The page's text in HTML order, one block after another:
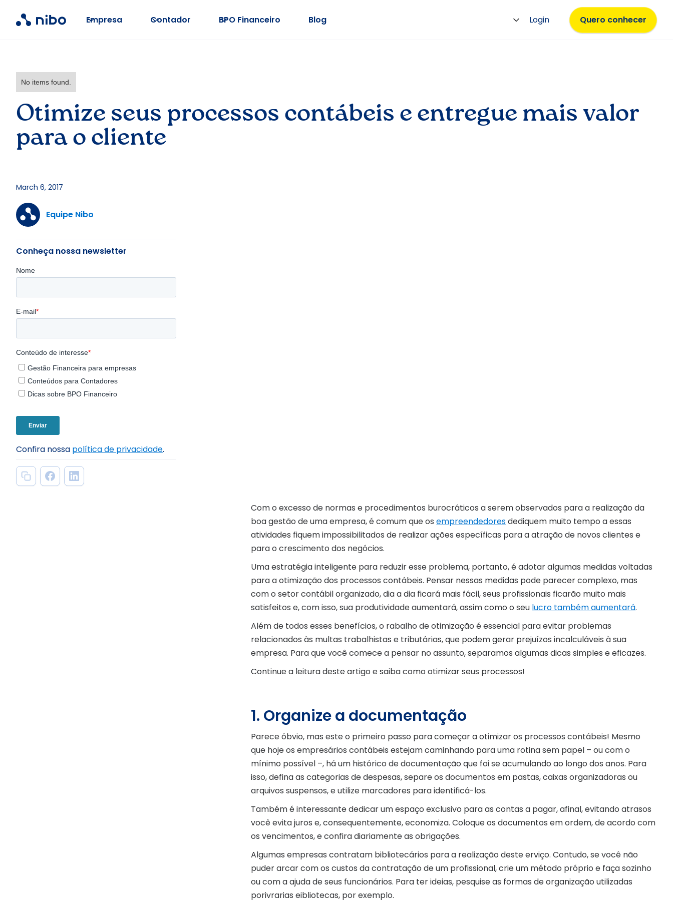
Empresa Contador BPO Financeiro Blog Login Quero conhecer
No items found.
Otimize seus processos contábeis e entregue mais valor
para o cliente
March 6, 2017
Equipe Nibo
Conheça nossa newsletter
Confira nossa política de privacidade.
Com o excesso de normas e procedimentos burocráticos a serem observados para a realização da
boa gestão de uma empresa, é comum que osempreendedoresdediquem muito tempo a essas
atividades fiquem impossibilitados de realizar ações específicas para a atração de novos clientes e
para o crescimento dos negócios.
Uma estratégia inteligente para reduzir esse problema, portanto, é adotar algumas medidas voltadas
para a otimização dos processos contábeis. Pensar nessas medidas pode parecer complexo, mas
com o setor contábil organizado, dia a dia ficará mais fácil, seus profissionais ficarão muito mais
satisfeitos e, com isso, sua produtividade aumentará, assim como o seu lucro também aumentará.
Além de todos esses benefícios, o rabalho de otimização é essencial para evitar problemas
relacionados às multas trabalhistas e tributárias, que podem gerar prejuízos incalculáveis à sua
empresa. Para que você comece a pensar no assunto, separamos algumas dicas simples e eficazes.
Continue a leitura deste artigo e saiba como otimizar seus processos!
1. Organize a documentação
Parece óbvio, mas este o primeiro passo para começar a otimizar os processos contábeis! Mesmo
que hoje os empresários contábeis estejam caminhando para uma rotina sem papel – ou com o
mínimo possível –, há um histórico de documentação que foi se acumulando ao longo dos anos. Para
isso, defina as categorias de despesas, separe os documentos em pastas, caixas organizadoras ou
arquivos suspensos, e utilize marcadores para identificá-los.
Também é interessante dedicar um espaço exclusivo para as contas a pagar, afinal, evitando atrasos
você evita juros e, consequentemente, economiza. Coloque os documentos em ordem, de acordo com
os vencimentos, e confira diariamente as obrigações.
Algumas empresas contratam bibliotecários para a realização deste erviço. Contudo, se você não
puder arcar com os custos da contratação de um profissional, crie um método próprio e faça sozinho
ou com a ajuda de seus funcionários. Para ter ideias, pesquise as formas de organização utilizadas
porivrarias eibliotecas, por exemplo.